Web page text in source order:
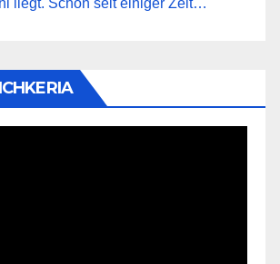
liegt. Schon seit einiger Zeit…